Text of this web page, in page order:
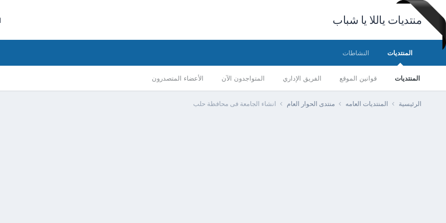
منتديات ياللا يا شباب
المنتديات
المنتديات قوانين الموقع الفريق الإداري المتواجدون الآن الأعضاء المتصدرون
النشاطات
الرئيسية المنتديات العامه منتدى الحوار العام انشاء الجامعة فى محافظة حلب